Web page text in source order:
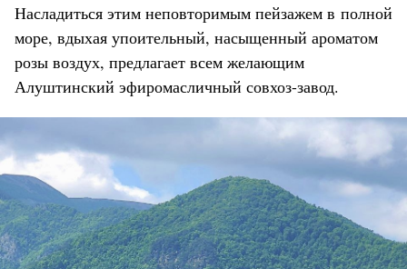
Насладиться этим неповторимым пейзажем в полной
море, вдыхая упоительный, насыщенный ароматом
розы воздух, предлагает всем желающим
Алуштинский эфиромасличный совхоз-завод.